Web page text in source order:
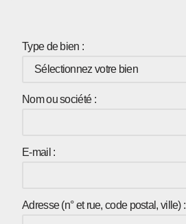
Type de bien :
Nom ou société :
E-mail :
Adresse (n° et rue, code postal, ville) :